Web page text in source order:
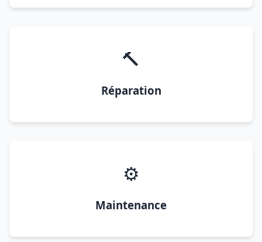
🔨
Réparation
⚙️
Maintenance